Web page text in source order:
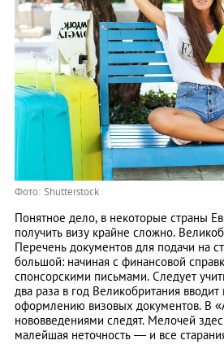
Фото: Shutterstock
Понятное дело, в некоторые страны
получить визу крайне сложно.
Перечень документов для подачи на
большой: начиная с финансовой
спонсорскими письмами. Следует
два раза в год Великобритания
оформлению визовых документов. В
нововведениями следят. Мелочей
малейшая неточность — и все